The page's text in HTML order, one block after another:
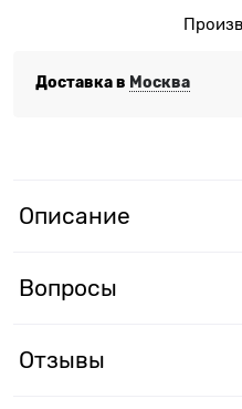
Доставка в Москва
Описание
Вопросы
Отзывы